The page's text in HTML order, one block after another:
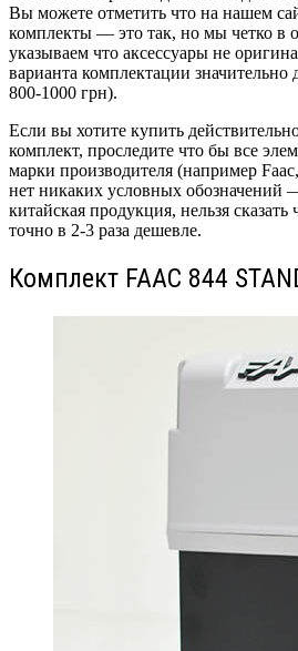
Вы можете отметить что на нашем
комплекты — это так, но мы четко в
указываем что аксессуары не
варианта комплектации
800-1000 грн).
Если вы хотите купить
комплект, проследите что бы все
марки производителя (например
нет никаких условных обозначений
китайская продукция, нельзя
точно в 2-3 раза дешевле.
Комплект FAAC 844